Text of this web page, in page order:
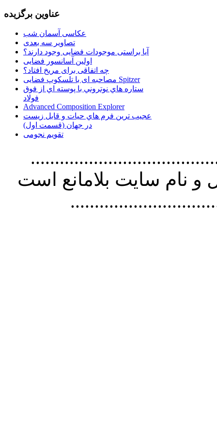
عناوین برگزیده
عکاسی آسمان شب
تصاویر سه بعدی
آیا براستی موجودات فضایی وجود دارند؟
اولین آسانسور فضایی
چه اتفاقی برای مریخ افتاد؟
مصاحبه ای با تلسکوپ فضایی Spitzer
ستاره هاي نوتروني با پوسته اي از فوق
فولاد
Advanced Composition Explorer
عجیب ترین فرم هاي حيات و قابل زيست
در جهان (قسمت اول)
تقویم نجومی
استفاده از
نام سايت بلامانع است